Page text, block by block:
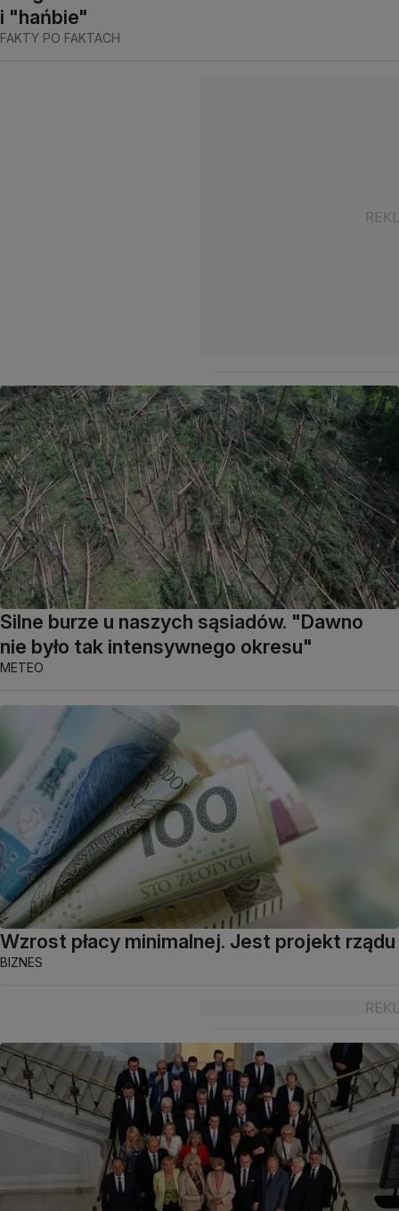
i "hańbie"
FAKTY PO FAKTACH
Silne burze u naszych sąsiadów. "Dawno
nie było tak intensywnego okresu"
METEO
Wzrost płacy minimalnej. Jest projekt rządu
BIZNES